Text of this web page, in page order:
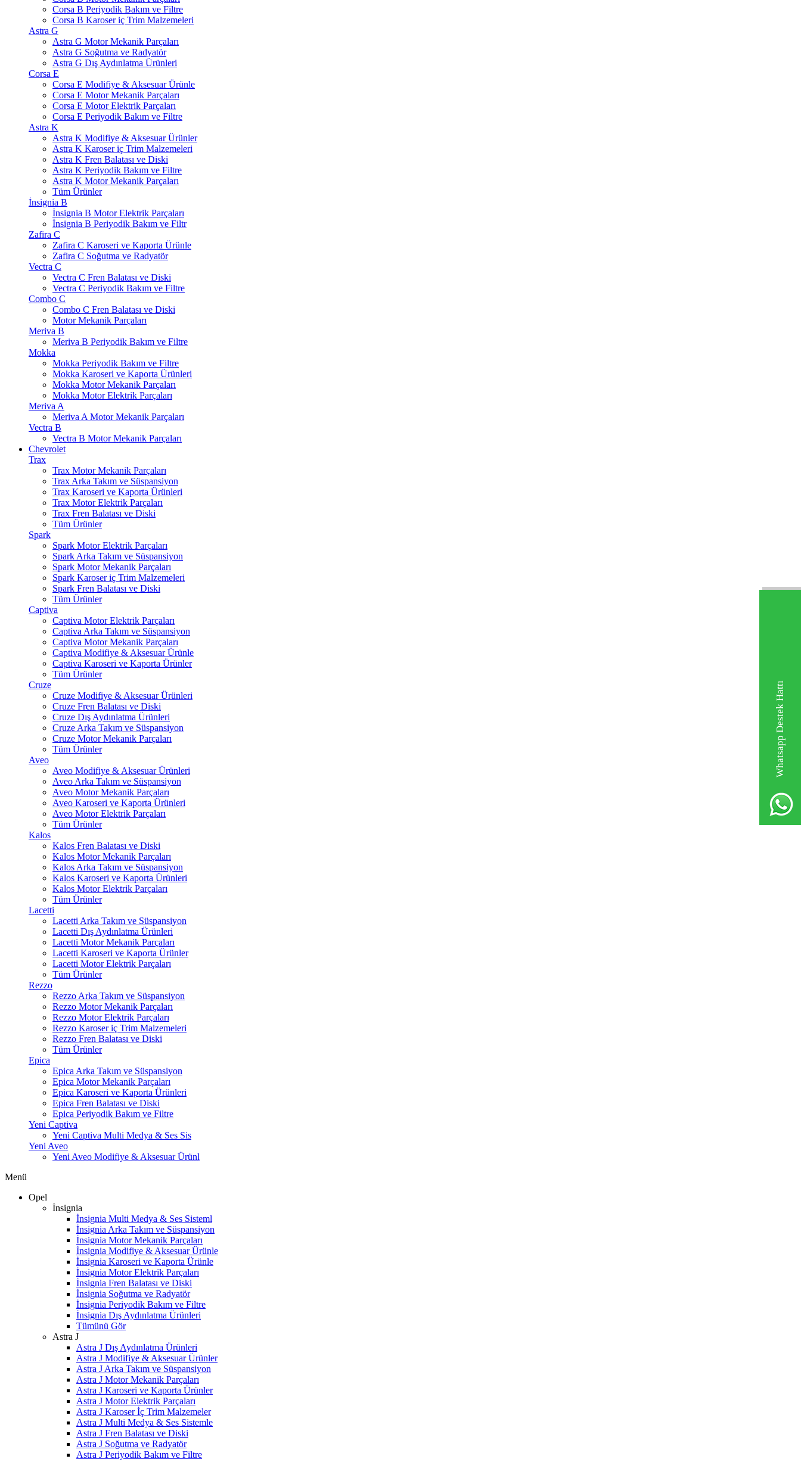
Whatsapp Destek Hattı
Corsa B Periyodik Bakım ve Filtre
Corsa B Karoser iç Trim Malzemeleri
Astra G
Astra G Motor Mekanik Parçaları
Astra G Soğutma ve Radyatör
Astra G Dış Aydınlatma Ürünleri
Corsa E
Corsa E Modifiye & Aksesuar Ürünle
Corsa E Motor Mekanik Parçaları
Corsa E Motor Elektrik Parçaları
Corsa E Periyodik Bakım ve Filtre
Astra K
Astra K Modifiye & Aksesuar Ürünler
Astra K Karoser iç Trim Malzemeleri
Astra K Fren Balatası ve Diski
Astra K Periyodik Bakım ve Filtre
Astra K Motor Mekanik Parçaları
Tüm Ürünler
İnsignia B
İnsignia B Motor Elektrik Parçaları
İnsignia B Periyodik Bakım ve Filtr
Zafira C
Zafira C Karoseri ve Kaporta Ürünle
Zafira C Soğutma ve Radyatör
Vectra C
Vectra C Fren Balatası ve Diski
Vectra C Periyodik Bakım ve Filtre
Combo C
Combo C Fren Balatası ve Diski
Motor Mekanik Parçaları
Meriva B
Meriva B Periyodik Bakım ve Filtre
Mokka
Mokka Periyodik Bakım ve Filtre
Mokka Karoseri ve Kaporta Ürünleri
Mokka Motor Mekanik Parçaları
Mokka Motor Elektrik Parçaları
Meriva A
Meriva A Motor Mekanik Parçaları
Vectra B
Vectra B Motor Mekanik Parçaları
Chevrolet
Trax
Trax Motor Mekanik Parçaları
Trax Arka Takım ve Süspansiyon
Trax Karoseri ve Kaporta Ürünleri
Trax Motor Elektrik Parçaları
Trax Fren Balatası ve Diski
Tüm Ürünler
Spark
Spark Motor Elektrik Parçaları
Spark Arka Takım ve Süspansiyon
Spark Motor Mekanik Parçaları
Spark Karoser iç Trim Malzemeleri
Spark Fren Balatası ve Diski
Tüm Ürünler
Captiva
Captiva Motor Elektrik Parçaları
Captiva Arka Takım ve Süspansiyon
Captiva Motor Mekanik Parçaları
Captiva Modifiye & Aksesuar Ürünle
Captiva Karoseri ve Kaporta Ürünler
Tüm Ürünler
Cruze
Cruze Modifiye & Aksesuar Ürünleri
Cruze Fren Balatası ve Diski
Cruze Dış Aydınlatma Ürünleri
Cruze Arka Takım ve Süspansiyon
Cruze Motor Mekanik Parçaları
Tüm Ürünler
Aveo
Aveo Modifiye & Aksesuar Ürünleri
Aveo Arka Takım ve Süspansiyon
Aveo Motor Mekanik Parçaları
Aveo Karoseri ve Kaporta Ürünleri
Aveo Motor Elektrik Parçaları
Tüm Ürünler
Kalos
Kalos Fren Balatası ve Diski
Kalos Motor Mekanik Parçaları
Kalos Arka Takım ve Süspansiyon
Kalos Karoseri ve Kaporta Ürünleri
Kalos Motor Elektrik Parçaları
Tüm Ürünler
Lacetti
Lacetti Arka Takım ve Süspansiyon
Lacetti Dış Aydınlatma Ürünleri
Lacetti Motor Mekanik Parçaları
Lacetti Karoseri ve Kaporta Ürünler
Lacetti Motor Elektrik Parçaları
Tüm Ürünler
Rezzo
Rezzo Arka Takım ve Süspansiyon
Rezzo Motor Mekanik Parçaları
Rezzo Motor Elektrik Parçaları
Rezzo Karoser iç Trim Malzemeleri
Rezzo Fren Balatası ve Diski
Tüm Ürünler
Epica
Epica Arka Takım ve Süspansiyon
Epica Motor Mekanik Parçaları
Epica Karoseri ve Kaporta Ürünleri
Epica Fren Balatası ve Diski
Epica Periyodik Bakım ve Filtre
Yeni Captiva
Yeni Captiva Multi Medya & Ses Sis
Yeni Aveo
Yeni Aveo Modifiye & Aksesuar Ürünl
Menü
Opel
İnsignia
İnsignia Multi Medya & Ses Sisteml
İnsignia Arka Takım ve Süspansiyon
İnsignia Motor Mekanik Parçaları
İnsignia Modifiye & Aksesuar Ürünle
İnsignia Karoseri ve Kaporta Ürünle
İnsignia Motor Elektrik Parçaları
İnsignia Fren Balatası ve Diski
İnsignia Soğutma ve Radyatör
İnsignia Periyodik Bakım ve Filtre
İnsignia Dış Aydınlatma Ürünleri
Tümünü Gör
Astra J
Astra J Dış Aydınlatma Ürünleri
Astra J Modifiye & Aksesuar Ürünler
Astra J Arka Takım ve Süspansiyon
Astra J Motor Mekanik Parçaları
Astra J Karoseri ve Kaporta Ürünler
Astra J Motor Elektrik Parçaları
Astra J Karoser İç Trim Malzemeler
Astra J Multi Medya & Ses Sistemle
Astra J Fren Balatası ve Diski
Astra J Soğutma ve Radyatör
Astra J Periyodik Bakım ve Filtre